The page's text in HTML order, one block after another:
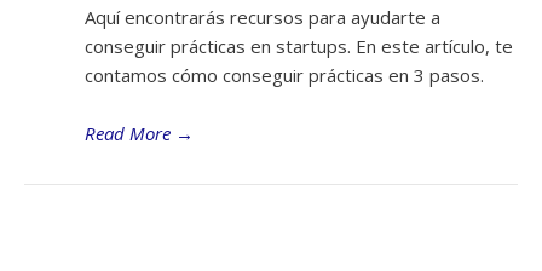
Aquí encontrarás recursos para ayudarte a
conseguir prácticas en startups. En este artículo, te
contamos cómo conseguir prácticas en 3 pasos.
Read More →